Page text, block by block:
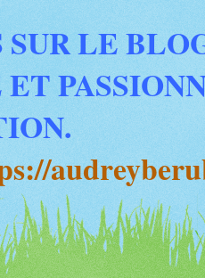
SUR LE